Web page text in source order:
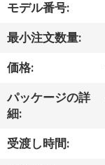
私
に
つ
い
モデル番号:
最小注文数量:
価格:
パッケージの詳
細:
受渡し時間: